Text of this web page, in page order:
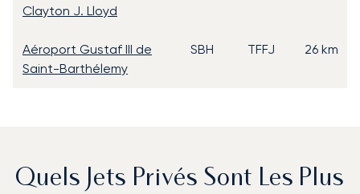
Clayton J. Lloyd
Aéroport Gustaf III de
Saint-Barthélemy
SBH TFFJ 26 km
Quels Jets Privés Sont Les Plus